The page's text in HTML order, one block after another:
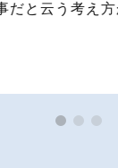
だと云う考え